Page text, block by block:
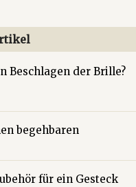
Beschlagen der Brille?
begehbaren
für ein Gesteck